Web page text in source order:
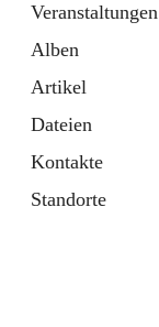
Veranstaltungen
Alben
Artikel
Dateien
Kontakte
Standorte